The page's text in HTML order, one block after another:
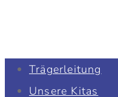
Trägerleitung
Unsere Kitas